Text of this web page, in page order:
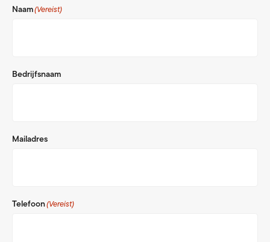
Naam(Vereist)
Bedrijfsnaam
Mailadres
Telefoon(Vereist)